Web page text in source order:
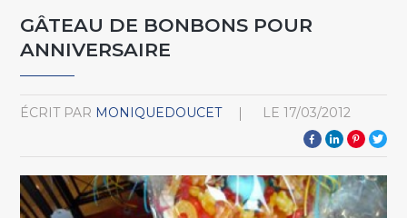
GÂTEAU DE BONBONS POUR
ANNIVERSAIRE
ÉCRIT PAR MONIQUEDOUCET LE 17/03/2012